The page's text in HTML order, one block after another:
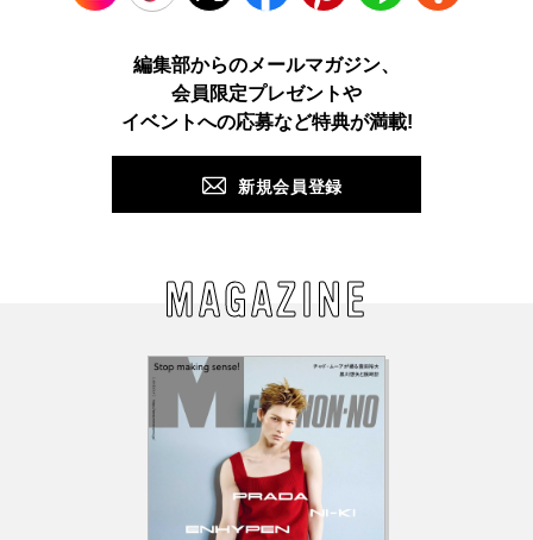
TikTok Facebook Pinterest LINE
編集部からのメールマガジン、
会員限定プレゼントや
イベントへの応募など特典が満載!
新規会員登録
MAGAZINE